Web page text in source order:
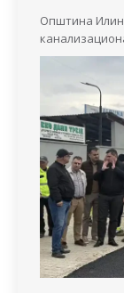
Општина